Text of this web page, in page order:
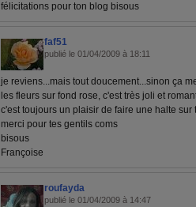
félicitations pour ton blog bisous
faf51
publié le 01/04/2009 à 18:11
je reviens...mais tout doucement...sinon ça
les fleurs sur fond rose, c'est très joli et
c'est toujours un plaisir de faire une halte sur
merci pour tes gentils coms
bisous
Françoise
roufayda
publié le 01/04/2009 à 14:47